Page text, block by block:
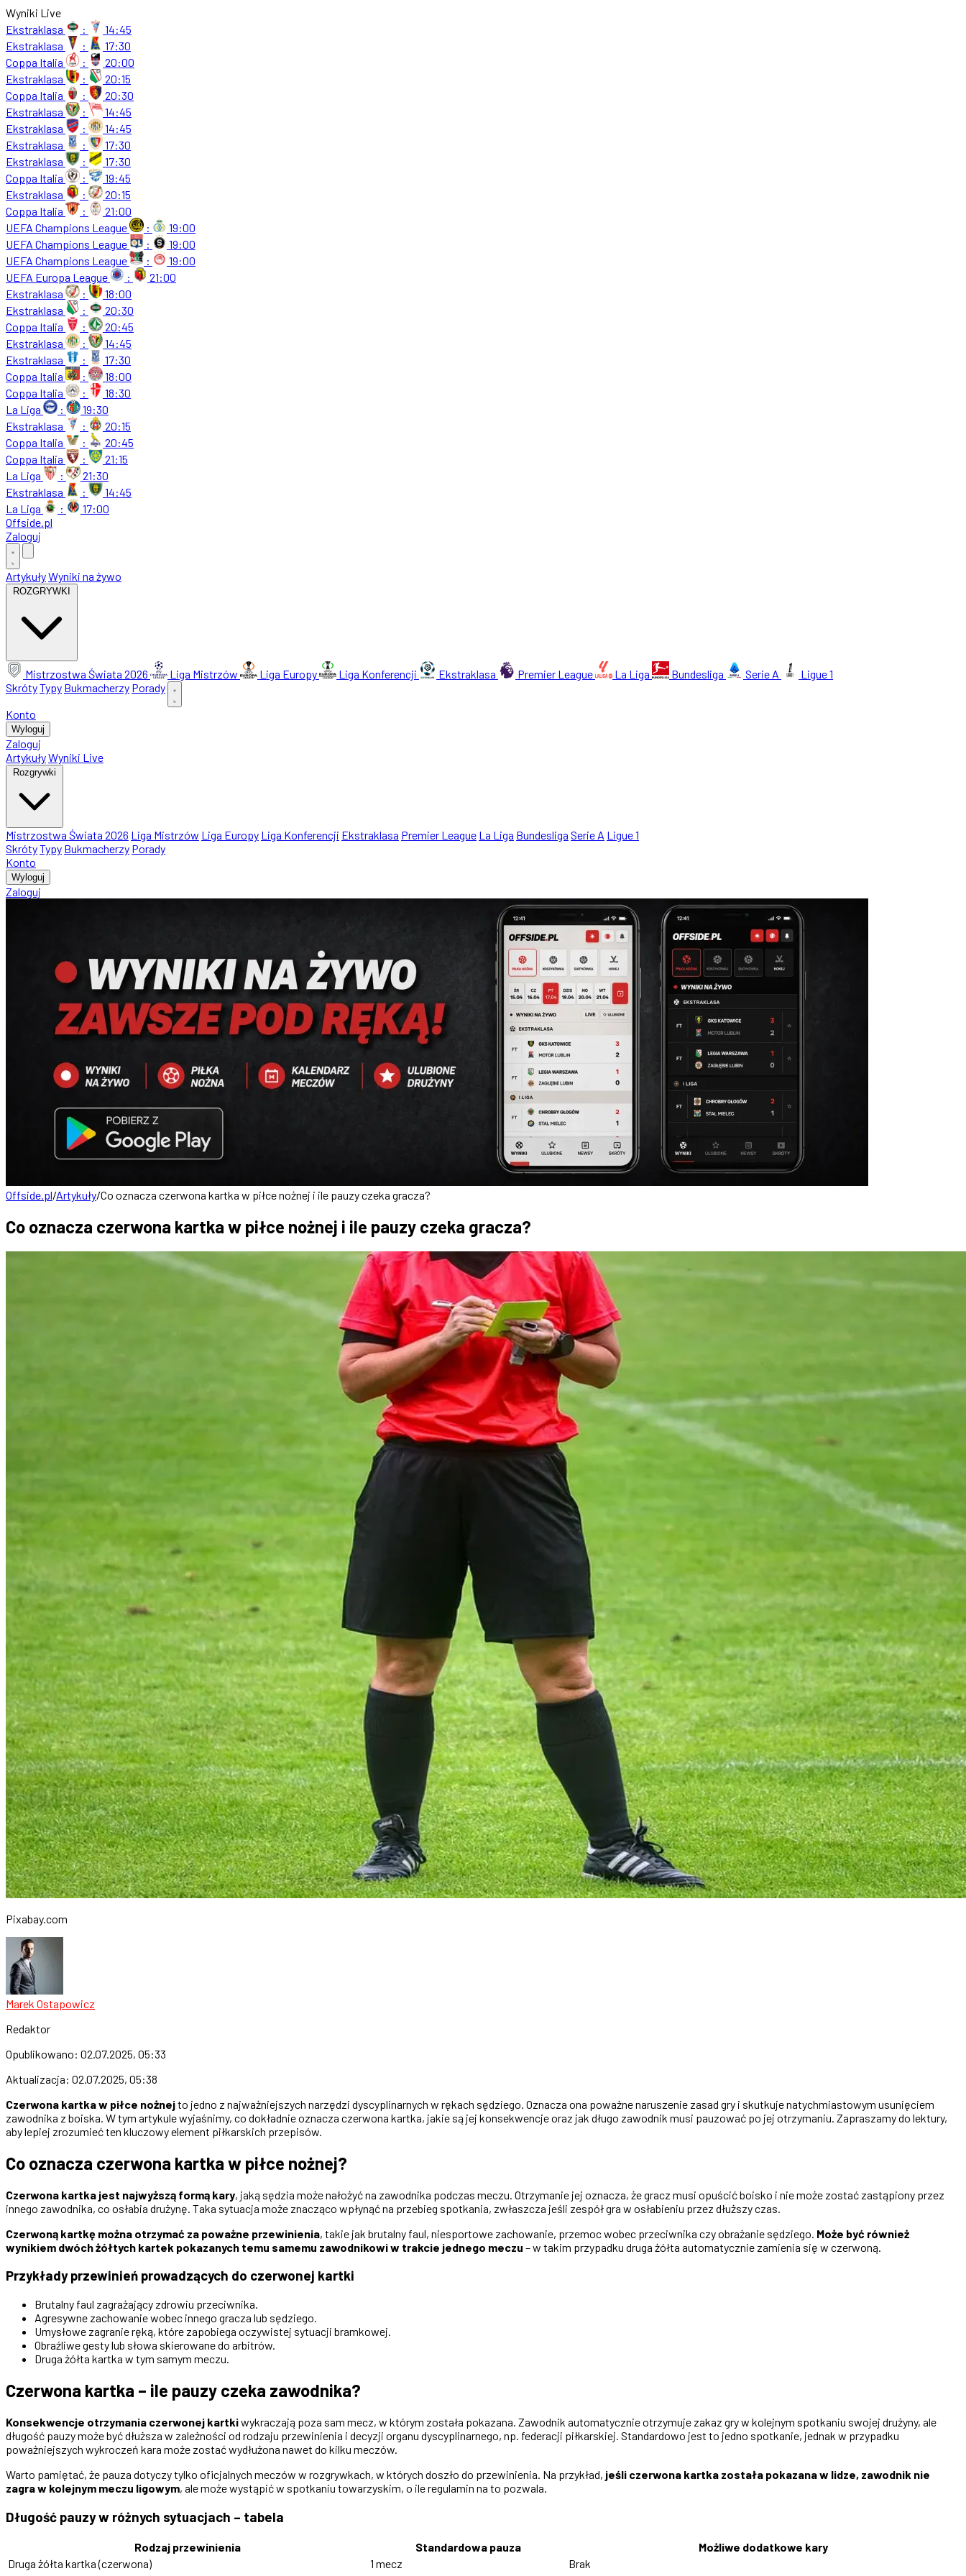
Wyniki Live
Ekstraklasa
:
14:45
Ekstraklasa
:
17:30
Coppa Italia
:
20:00
Ekstraklasa
:
20:15
Coppa Italia
:
20:30
Ekstraklasa
:
14:45
Ekstraklasa
:
14:45
Ekstraklasa
:
17:30
Ekstraklasa
:
17:30
Coppa Italia
:
19:45
Ekstraklasa
:
20:15
Coppa Italia
:
21:00
UEFA Champions League
:
19:00
UEFA Champions League
:
19:00
UEFA Champions League
:
19:00
UEFA Europa League
:
21:00
Ekstraklasa
:
18:00
Ekstraklasa
:
20:30
Coppa Italia
:
20:45
Ekstraklasa
:
14:45
Ekstraklasa
:
17:30
Coppa Italia
:
18:00
Coppa Italia
:
18:30
La Liga
:
19:30
Ekstraklasa
:
20:15
Coppa Italia
:
20:45
Coppa Italia
:
21:15
La Liga
:
21:30
Ekstraklasa
:
14:45
La Liga
:
17:00
Offside.pl
Zaloguj
ArtykułyWyniki na żywo
ROZGRYWKI
Mistrzostwa Świata 2026 Liga Mistrzów Liga Europy Liga Konferencji Ekstraklasa Premier League La Liga Bundesliga Serie A
Ligue 1
SkrótyTypy Bukmacherzy Porady
Konto
Wyloguj
Zaloguj
ArtykułyWyniki Live
Rozgrywki
Mistrzostwa Świata 2026 Liga Mistrzów Liga Europy Liga Konferencji Ekstraklasa Premier League La Liga Bundesliga Serie A Ligue 1
SkrótyTypy Bukmacherzy Porady
Konto
Wyloguj
Zaloguj
Offside.pl/Artykuły/Co oznacza czerwona kartka w piłce nożnej i ile pauzy czeka gracza?
Co oznacza czerwona kartka w piłce nożnej i ile pauzy czeka gracza?
Pixabay.com
Marek Ostapowicz
Redaktor
Opublikowano: 02.07.2025, 05:33
Aktualizacja: 02.07.2025, 05:38
Czerwona kartka w piłce nożnejto jedno z najważniejszych narzędzi dyscyplinarnych w rękach sędziego. Oznacza ona poważne naruszenie zasad gry i skutkuje natychmiastowym usunięciem
zawodnika z boiska. W tym artykule wyjaśnimy, co dokładnie oznacza czerwona kartka, jakie są jej konsekwencje oraz jak długo zawodnik musi pauzować po jej otrzymaniu. Zapraszamy do lektury,
aby lepiej zrozumieć ten kluczowy element piłkarskich przepisów.
Co oznacza czerwona kartka w piłce nożnej?
Czerwona kartka jest najwyższą formą kary, jaką sędzia może nałożyć na zawodnika podczas meczu. Otrzymanie jej oznacza, że gracz musi opuścić boisko i nie może zostać zastąpiony przez
innego zawodnika, co osłabia drużynę. Taka sytuacja może znacząco wpłynąć na przebieg spotkania, zwłaszcza jeśli zespół gra w osłabieniu przez dłuższy czas.
Czerwoną kartkę można otrzymać za poważne przewinienia, takie jak brutalny faul, niesportowe zachowanie, przemoc wobec przeciwnika czy obrażanie sędziego. Może być również
wynikiem dwóch żółtych kartek pokazanych temu samemu zawodnikowi w trakcie jednego meczu – w takim przypadku druga żółta automatycznie zamienia się w czerwoną.
Przykłady przewinień prowadzących do czerwonej kartki
Brutalny faul zagrażający zdrowiu przeciwnika.
Agresywne zachowanie wobec innego gracza lub sędziego.
Umysłowe zagranie ręką, które zapobiega oczywistej sytuacji bramkowej.
Obraźliwe gesty lub słowa skierowane do arbitrów.
Druga żółta kartka w tym samym meczu.
Czerwona kartka – ile pauzy czeka zawodnika?
Konsekwencje otrzymania czerwonej kartkiwykraczają poza sam mecz, w którym została pokazana. Zawodnik automatycznie otrzymuje zakaz gry w kolejnym spotkaniu swojej drużyny, ale
długość pauzy może być dłuższa w zależności od rodzaju przewinienia i decyzji organu dyscyplinarnego, np. federacji piłkarskiej. Standardowo jest to jedno spotkanie, jednak w przypadku
poważniejszych wykroczeń kara może zostać wydłużona nawet do kilku meczów.
Warto pamiętać, że pauza dotyczy tylko oficjalnych meczów w rozgrywkach, w których doszło do przewinienia. Na przykład, jeśli czerwona kartka została pokazana w lidze, zawodnik nie
zagra w kolejnym meczu ligowym, ale może wystąpić w spotkaniu towarzyskim, o ile regulamin na to pozwala.
Długość pauzy w różnych sytuacjach – tabela
Rodzaj przewinienia Standardowa pauza
Możliwe dodatkowe kary
Druga żółta kartka (czerwona)
1 mecz
Brak